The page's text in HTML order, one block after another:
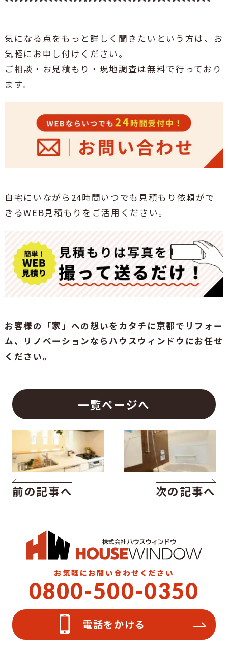
気になる点をもっと詳しく聞きたいという方は、お
気軽にお申し付けください。
ご相談・お見積もり・現地調査は無料で行っており
ます。
自宅にいながら24時間いつでも見積もり依頼がで
きるWEB見積もりをご活用ください。
お客様の「家」への想いをカタチに京都でリフォー
ム、リノベーションならハウスウィンドウにお任せ
ください。
前の記事へ
一覧ページへ
次の記事へ
お気軽にお問い合わせください
0800-500-0350
電話をかける